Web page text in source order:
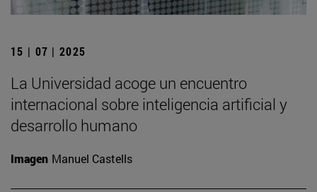
15 | 07 | 2025
La Universidad acoge un encuentro
internacional sobre inteligencia artificial y
desarrollo humano
Imagen Manuel Castells